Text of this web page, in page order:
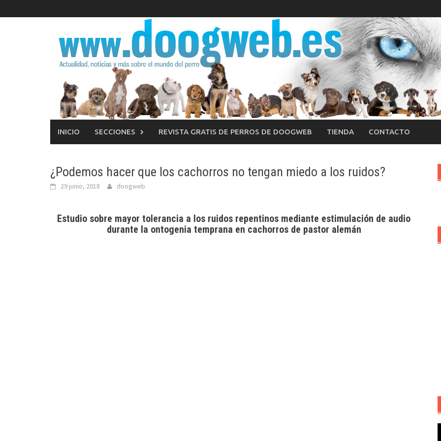
al
INICIO SECCIONES REVISTA GRATIS DE PERROS DE DOOGWEB TIENDA CONTACTO
¿Podemos hacer que los cachorros no tengan miedo a los ruidos?
29 junio, 2018 doogweb
Estudio sobre mayor tolerancia a los ruidos repentinos mediante estimulación de audio
durante la ontogenia temprana en cachorros de pastor alemán